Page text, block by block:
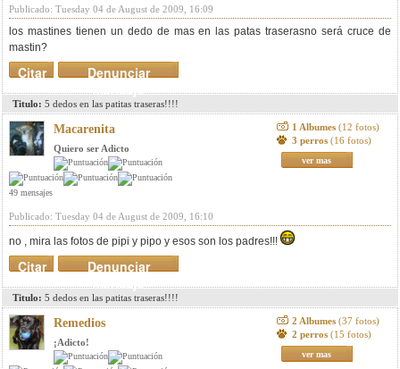
Publicado: Tuesday 04 de August de 2009, 16:09
los mastines tienen un dedo de mas en las patas traserasno será cruce de
mastin?
Denunciar
mensaje
Citar
Titulo: 5 dedos en las patitas traseras!!!!
Macarenita
Quiero ser Adicto
49 mensajes
1 Albumes (12 fotos)
3 perros (16 fotos)
ver mas
Publicado: Tuesday 04 de August de 2009, 16:10
no , mira las fotos de pipi y pipo y esos son los padres!!!
Denunciar
mensaje
Citar
Titulo: 5 dedos en las patitas traseras!!!!
Remedios
¡Adicto!
2 Albumes (37 fotos)
2 perros (15 fotos)
ver mas